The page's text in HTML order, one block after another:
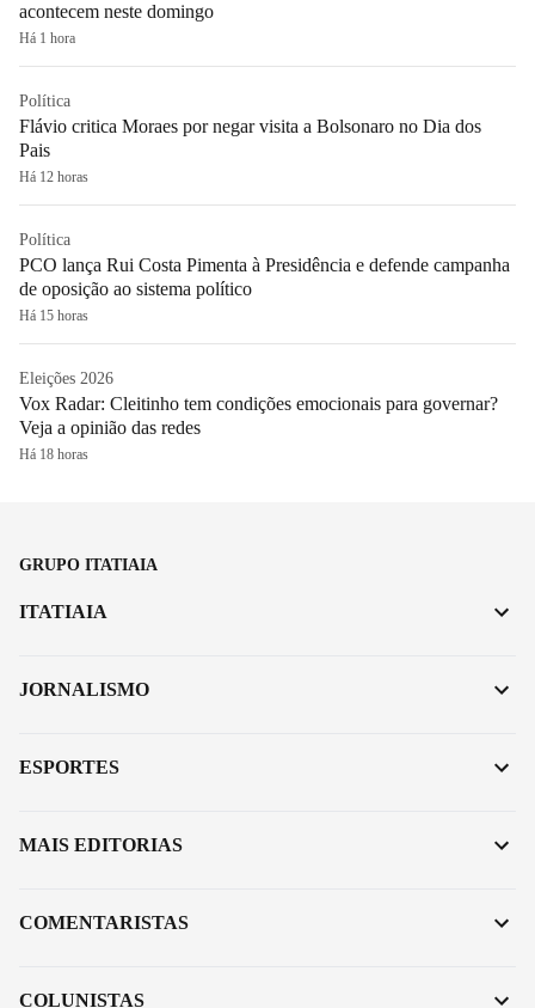
acontecem neste domingo
Há 1 hora
Política
Flávio critica Moraes por negar visita a Bolsonaro no Dia dos
Pais
Há 12 horas
Política
PCO lança Rui Costa Pimenta à Presidência e defende campanha
de oposição ao sistema político
Há 15 horas
Eleições 2026
Vox Radar: Cleitinho tem condições emocionais para governar?
Veja a opinião das redes
Há 18 horas
GRUPO ITATIAIA
ITATIAIA
JORNALISMO
ESPORTES
MAIS EDITORIAS
COMENTARISTAS
COLUNISTAS